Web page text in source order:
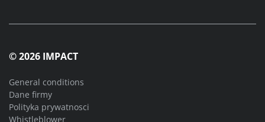
© 2026 IMPACT
General conditions
Dane firmy
Polityka prywatnosci
Whistleblower